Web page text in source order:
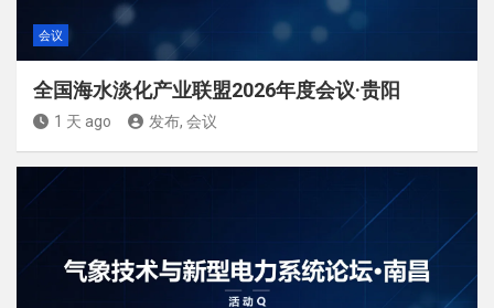
会议
全国海水淡化产业联盟2026年度会议·贵阳
1 天 ago 发布, 会议